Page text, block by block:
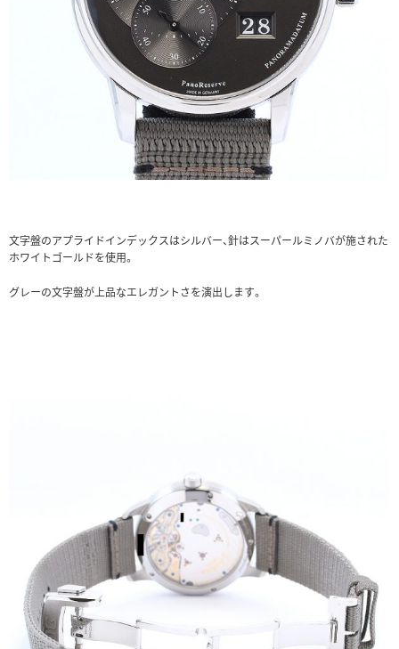
文字盤のアプライドインデックスはシルバー、針はスーパールミノバが施された
ホワイトゴールドを使用。
グレーの文字盤が上品なエレガントさを演出します。